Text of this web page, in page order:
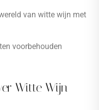
van witte wijn met
voorbehouden
Witte Wijn